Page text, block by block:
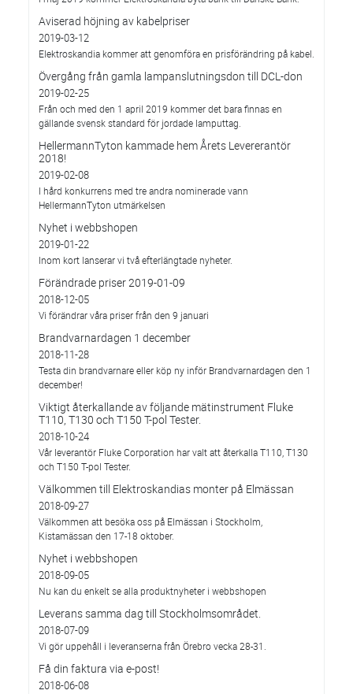
Aviserad höjning av kabelpriser
2019-03-12
Elektroskandia kommer att genomföra en prisförändring på kabel.
Övergång från gamla lampanslutningsdon till DCL-don
2019-02-25
Från och med den 1 april 2019 kommer det bara finnas en
gällande svensk standard för jordade lamputtag.
HellermannTyton kammade hem Årets Levererantör
2018!
2019-02-08
I hård konkurrens med tre andra nominerade vann
HellermannTyton utmärkelsen
Nyhet i webbshopen
2019-01-22
Inom kort lanserar vi två efterlängtade nyheter.
Förändrade priser 2019-01-09
2018-12-05
Vi förändrar våra priser från den 9 januari
Brandvarnardagen 1 december
2018-11-28
Testa din brandvarnare eller köp ny inför Brandvarnardagen den 1
december!
Viktigt återkallande av följande mätinstrument Fluke
T110, T130 och T150 T-pol Tester.
2018-10-24
Vår leverantör Fluke Corporation har valt att återkalla T110, T130
och T150 T-pol Tester.
Välkommen till Elektroskandias monter på Elmässan
2018-09-27
Välkommen att besöka oss på Elmässan i Stockholm,
Kistamässan den 17-18 oktober.
Nyhet i webbshopen
2018-09-05
Nu kan du enkelt se alla produktnyheter i webbshopen
Leverans samma dag till Stockholmsområdet.
2018-07-09
Vi gör uppehåll i leveranserna från Örebro vecka 28-31.
Få din faktura via e-post!
2018-06-08